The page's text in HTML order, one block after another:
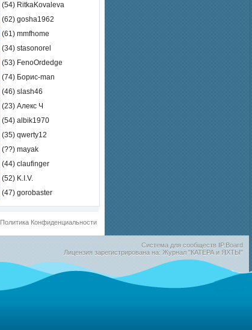
(54) RitkaKovaleva
(62) gosha1962
(61) mmfhome
(34) stasonorel
(53) FenoOrdedge
(74) Борис-man
(46) slash46
(23) Алекс Ч
(54) albik1970
(35) qwerty12
(??) mayak
(44) claufinger
(52) K.I.V.
(47) gorobaster
Политика Конфиденциальности
Система для сообществ IP.Board
Лицензия зарегистрирована на: Журнал "КАТЕРА и ЯХТЫ"